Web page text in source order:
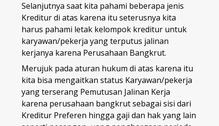
Selanjutnya saat kita pahami beberapa jenis
Kreditur di atas karena itu seterusnya kita
harus pahami letak kelompok kreditur untuk
karyawan/pekerja yang terputus jalinan
kerjanya karena Perusahaan Bangkrut.
Merujuk pada aturan hukum di atas karena itu
kita bisa mengaitkan status Karyawan/pekerja
yang terserang Pemutusan Jalinan Kerja
karena perusahaan bangkrut sebagai sisi dari
Kreditur Preferen hingga gaji dan hak yang lain